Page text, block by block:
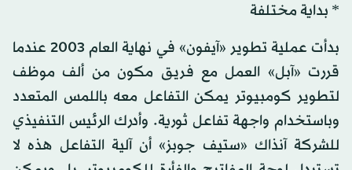
* بداية مختلفة
بدأت عملية تطوير «آيفون» في نهاية العام 2003 عندما
قررت «آبل» العمل مع فريق مكون من ألف موظف
لتطوير كومبيوتر يمكن التفاعل معه باللمس المتعدد
وباستخدام واجهة تفاعل ثورية. وأدرك الرئيس التنفيذي
للشركة آنذاك «ستيف جوبز» أن آلية التفاعل هذه لا